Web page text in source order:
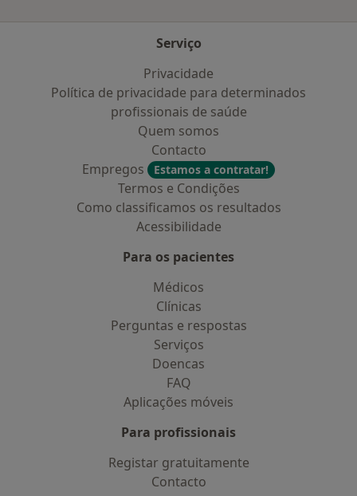
Serviço
Privacidade
Política de privacidade para determinados
profissionais de saúde
Quem somos
Contacto
Empregos
Estamos a contratar!
Termos e Condições
Como classificamos os resultados
Acessibilidade
Para os pacientes
Médicos
Clínicas
Perguntas e respostas
Serviços
Doencas
FAQ
Aplicações móveis
Para profissionais
Registar gratuitamente
Contacto